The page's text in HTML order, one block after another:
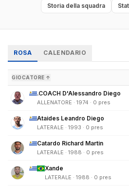
Storia della squadra
ROSA CALENDARIO
GIOCATORE ↑
.COACH D'Alessandro Diego
ALLENATORE · 1974 · 0 pres
Ataides Leandro Diego
LATERALE · 1993 · 0 pres
Catardo Richard Martin
LATERALE · 1988 · 0 pres
Xande
LATERALE · 1988 · 0 pres